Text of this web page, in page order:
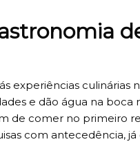
experiências
e dão água na boca
de comer no primeiro
com antecedência,